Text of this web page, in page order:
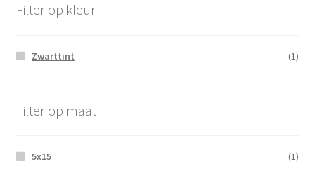
Filter op kleur
Zwarttint (1)
Filter op maat
5x15 (1)